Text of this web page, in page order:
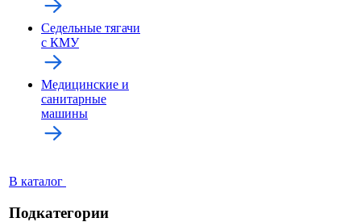
Седельные тягачи
с КМУ
Медицинские и
санитарные
машины
В каталог
Подкатегории